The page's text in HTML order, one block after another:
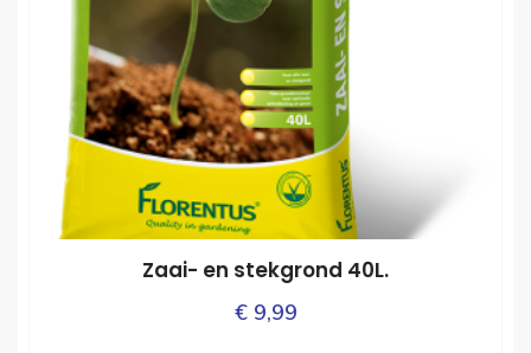
Zaai- en stekgrond 40L.
€9,99